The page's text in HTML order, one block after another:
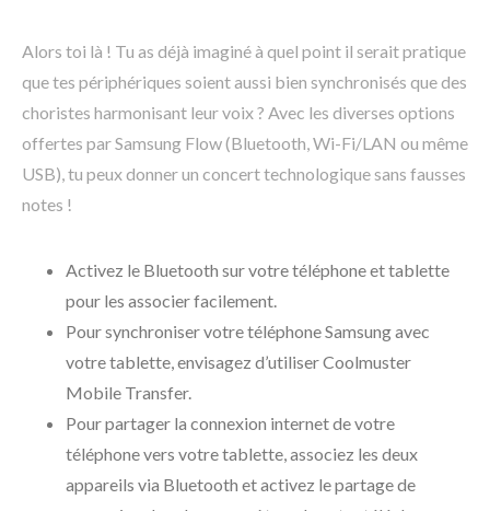
Alors toi là ! Tu as déjà imaginé à quel point il serait pratique
que tes périphériques soient aussi bien synchronisés que des
choristes harmonisant leur voix ? Avec les diverses options
offertes par Samsung Flow (Bluetooth, Wi-Fi/LAN ou même
USB), tu peux donner un concert technologique sans fausses
notes !
Activez le Bluetooth sur votre téléphone et tablette
pour les associer facilement.
Pour synchroniser votre téléphone Samsung avec
votre tablette, envisagez d’utiliser Coolmuster
Mobile Transfer.
Pour partager la connexion internet de votre
téléphone vers votre tablette, associez les deux
appareils via Bluetooth et activez le partage de